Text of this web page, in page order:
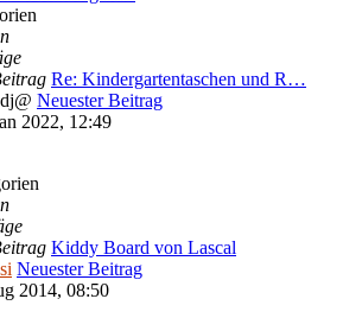
Re: Kindergartentaschen und R…
Neuester Beitrag
2022, 12:49
Kiddy Board von Lascal
Neuester Beitrag
2014, 08:50